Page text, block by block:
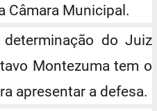
Câmara Municipal.
do Juiz
Montezuma tem o
apresentar a defesa.